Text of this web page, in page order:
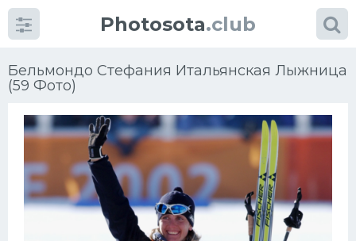
Photosota.club
Бельмондо Стефания Итальянская Лыжница
(59 Фото)
КатегорииФото